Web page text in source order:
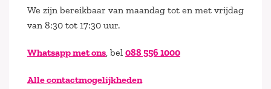
We zijn bereikbaar van maandag tot en met vrijdag
van 8:30 tot 17:30 uur.
Whatsapp met ons, bel 088 556 1000
Alle contactmogelijkheden